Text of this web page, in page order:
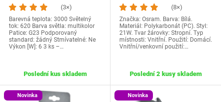
(3×)
Barevná teplota: 3000 Světelný
tok: 620 Barva světla: multikolor
Patice: G23 Podporovaný
standard: žádný Stmívatelné: Ne
Výkon [W]: 6 3 ks –…
Poslední kus skladem
1200 lm,…
(8×)
Značka: Osram. Barva: Bílá.
Materiál: Polykarbonát (PC). Styl:
21W. Tvar žárovky: Stropní. Typ
místnosti: Vnitřní. Použití: Domácí.
Vnitřní/venkovní použití:…
Poslední 2 kusy skladem
Novinka Novinka